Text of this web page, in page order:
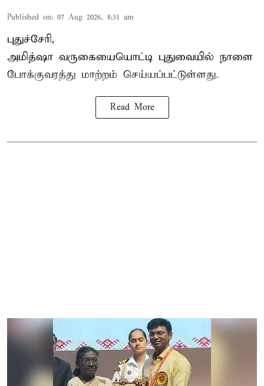
Published on: 07 Aug 2026, 8:31 am
புதுச்சேரி,
அமித்ஷா வருகையையொட்டி புதுவையில் நாளை
போக்குவரத்து மாற்றம் செய்யப்பட்டுள்ளது.
Read More